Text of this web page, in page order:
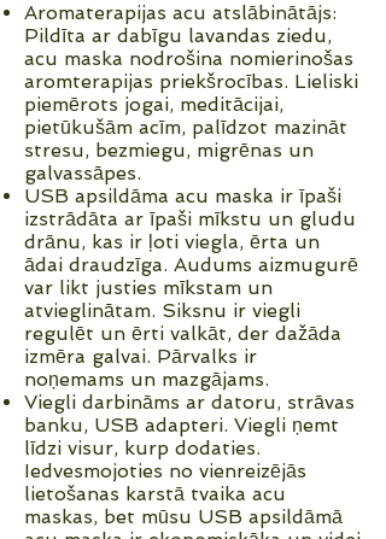
Aromaterapijas acu atslābinātājs:
Pildīta ar dabīgu lavandas ziedu,
acu maska nodrošina nomierinošas
aromterapijas priekšrocības. Lieliski
piemērots jogai, meditācijai,
pietūkušām acīm, palīdzot mazināt
stresu, bezmiegu, migrēnas un
galvassāpes.
USB apsildāma acu maska ir īpaši
izstrādāta ar īpaši mīkstu un gludu
drānu, kas ir ļoti viegla, ērta un
ādai draudzīga. Audums aizmugurē
var likt justies mīkstam un
atvieglinātam. Siksnu ir viegli
regulēt un ērti valkāt, der dažāda
izmēra galvai. Pārvalks ir
noņemams un mazgājams.
Viegli darbināms ar datoru, strāvas
banku, USB adapteri. Viegli ņemt
līdzi visur, kurp dodaties.
Iedvesmojoties no vienreizējās
lietošanas karstā tvaika acu
maskas, bet mūsu USB apsildāmā